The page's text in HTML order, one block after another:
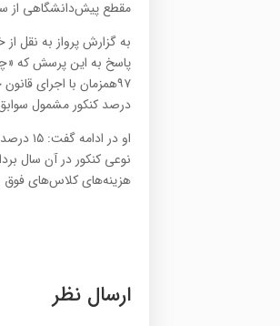
مقطع پیش‌دانشگاهی از سال 1397 حذف
به گزارش پرواز به نقل
پاسخ به این پرسش که
درصد کنکور مشمول
او در
هزینه‌های کلاس‌های فوق
ارسال نظر